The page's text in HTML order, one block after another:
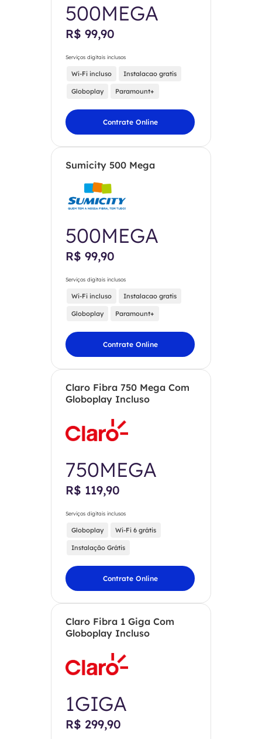
500MEGA
R$ 99,90
Serviços digitais inclusos
Wi-Fi incluso Instalacao gratis
Globoplay Paramount+
Contrate Online
Sumicity 500 Mega
500MEGA
R$ 99,90
Serviços digitais inclusos
Wi-Fi incluso Instalacao gratis
Globoplay Paramount+
Contrate Online
Claro Fibra 750 Mega Com
Globoplay Incluso
750MEGA
R$ 119,90
Serviços digitais inclusos
Globoplay Wi-Fi 6 grátis
Instalação Grátis
Contrate Online
Claro Fibra 1 Giga Com
Globoplay Incluso
1GIGA
R$ 299,90